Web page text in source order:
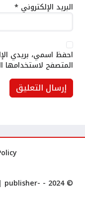
البريد الإلكتروني *
احفظ اسمي، بريدي
المتصفح لاستخدامها
© 2024 - All Rights Reserved to a company |
publisher-